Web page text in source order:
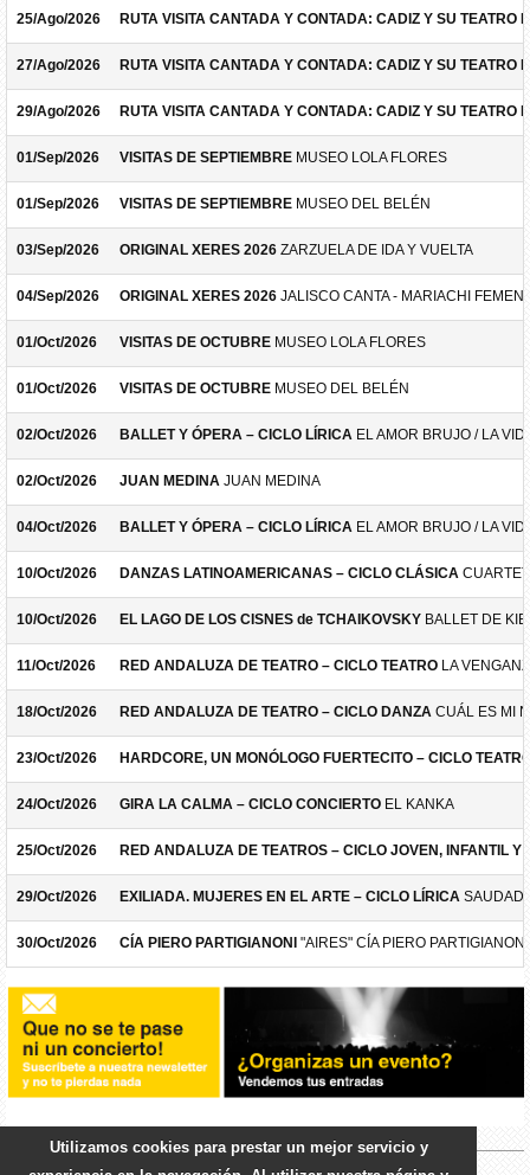
25/Ago/2026 RUTA VISITA CANTADA Y CONTADA: CADIZ Y SU TEATRO
27/Ago/2026 RUTA VISITA CANTADA Y CONTADA: CADIZ Y SU TEATRO
29/Ago/2026 RUTA VISITA CANTADA Y CONTADA: CADIZ Y SU TEATRO
01/Sep/2026 VISITAS DE SEPTIEMBRE MUSEO LOLA FLORES
01/Sep/2026 VISITAS DE SEPTIEMBRE MUSEO DEL BELÉN
03/Sep/2026 ORIGINAL XERES 2026 ZARZUELA DE IDA Y VUELTA
04/Sep/2026 ORIGINAL XERES 2026 JALISCO CANTA - MARIACHI
01/Oct/2026 VISITAS DE OCTUBRE MUSEO LOLA FLORES
01/Oct/2026 VISITAS DE OCTUBRE MUSEO DEL BELÉN
02/Oct/2026 BALLET Y ÓPERA – CICLO LÍRICA EL AMOR BRUJO / LA
02/Oct/2026 JUAN MEDINA JUAN MEDINA
04/Oct/2026 BALLET Y ÓPERA – CICLO LÍRICA EL AMOR BRUJO / LA
10/Oct/2026 DANZAS LATINOAMERICANAS – CICLO CLÁSICA
10/Oct/2026 EL LAGO DE LOS CISNES de TCHAIKOVSKY BALLET DE
11/Oct/2026 RED ANDALUZA DE TEATRO – CICLO TEATRO LA
18/Oct/2026 RED ANDALUZA DE TEATRO – CICLO DANZA CUÁL ES MI
23/Oct/2026 HARDCORE, UN MONÓLOGO FUERTECITO – CICLO
24/Oct/2026 GIRA LA CALMA – CICLO CONCIERTO EL KANKA
25/Oct/2026 RED ANDALUZA DE TEATROS – CICLO JOVEN, INFANTIL Y
29/Oct/2026 EXILIADA. MUJERES EN EL ARTE – CICLO LÍRICA
30/Oct/2026 CÍA PIERO PARTIGIANONI "AIRES" CÍA PIERO PARTIGIANONI
Utilizamos cookies para prestar un mejor servicio y